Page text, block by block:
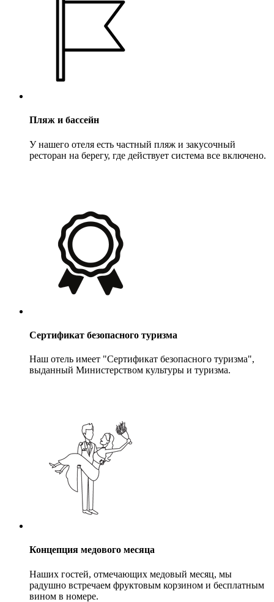
Пляж и бассейн
У нашего отеля есть частный пляж и закусочный
ресторан на берегу, где действует система все включено.
Сертификат безопасного туризма
Наш отель имеет "Сертификат безопасного туризма",
выданный Министерством культуры и туризма.
Концепция медового месяца
Наших гостей, отмечающих медовый месяц, мы
радушно встречаем фруктовым корзином и бесплатным
вином в номере.